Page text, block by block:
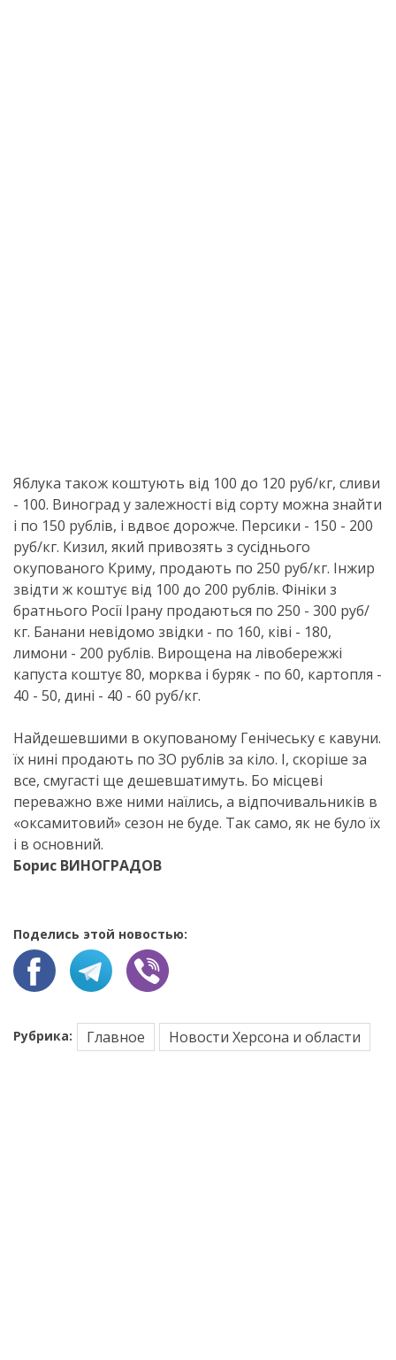
Яблука також коштують від 100 до 120 руб/кг, сливи
- 100. Виноград у залежності від сорту можна знайти
і по 150 рублів, і вдвоє дорожче. Персики - 150 - 200
руб/кг. Кизил, який привозять з сусіднього
окупованого Криму, продають по 250 руб/кг. Інжир
звідти ж коштує від 100 до 200 рублів. Фініки з
братнього Росії Ірану продаються по 250 - 300 руб/
кг. Банани невідомо звідки - по 160, ківі - 180,
лимони - 200 рублів. Вирощена на лівобережжі
капуста коштує 80, морква і буряк - по 60, картопля -
40 - 50, дині - 40 - 60 руб/кг.
Найдешевшими в окупованому Генічеську є кавуни.
їх нині продають по ЗО рублів за кіло. І, скоріше за
все, смугасті ще дешевшатимуть. Бо місцеві
переважно вже ними наїлись, а відпочивальників в
«оксамитовий» сезон не буде. Так само, як не було їх
і в основний.
Борис ВИНОГРАДОВ
Поделись этой новостью:
Рубрика: Главное Новости Херсона и области